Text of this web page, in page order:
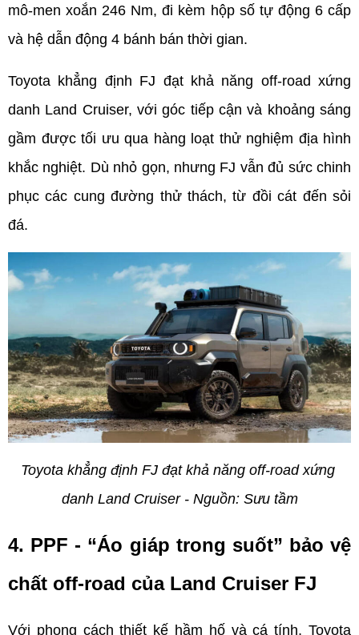
mô-men xoắn 246 Nm, đi kèm hộp số tự động 6 cấp
và hệ dẫn động 4 bánh bán thời gian.
Toyota khẳng định FJ đạt khả năng off-road xứng
danh Land Cruiser, với góc tiếp cận và khoảng sáng
gầm được tối ưu qua hàng loạt thử nghiệm địa hình
khắc nghiệt. Dù nhỏ gọn, nhưng FJ vẫn đủ sức chinh
phục các cung đường thử thách, từ đồi cát đến sỏi
đá.
Toyota khẳng định FJ đạt khả năng off-road xứng
danh Land Cruiser - Nguồn: Sưu tầm
4. PPF - “Áo giáp trong suốt” bảo vệ
chất off-road của Land Cruiser FJ
Với phong cách thiết kế hầm hố và cá tính, Toyota